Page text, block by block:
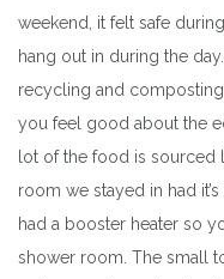
weekend, it felt safe
hang out in during the
recycling and
you feel good about the
lot of the food is
room we stayed in had
had a booster heater so
shower room. The small